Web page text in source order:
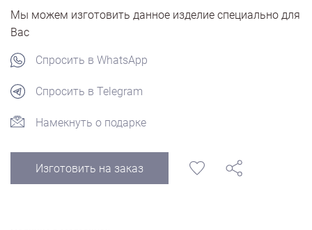
Мы можем изготовить данное изделие специально для
Вас
Спросить в WhatsApp
Спросить в Telegram
Намекнуть о подарке
Изготовить на заказ